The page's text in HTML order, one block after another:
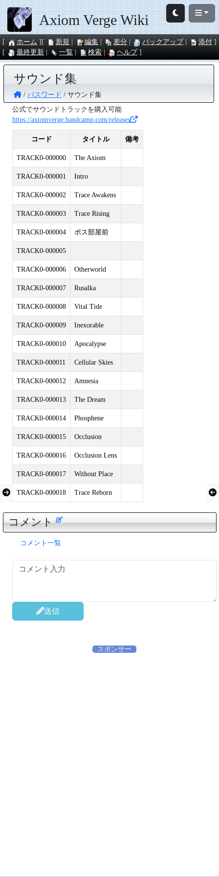
Axiom Verge Wiki
ホーム 新規 編集 差分 バックアップ
添付
最終更新
一覧 検索 ヘルプ
サウンド集
パスワード
サウンド集
公式でサウンドトラックを購入可能
https://axiomverge.bandcamp.com/releases
コード タイトル 備考
TRACK0-000000 The Axiom
TRACK0-000001 Intro
TRACK0-000002 Trace Awakens
TRACK0-000003 Trace Rising
TRACK0-000004 ボス部屋前
TRACK0-000005
TRACK0-000006 Otherworld
TRACK0-000007 Rusalka
TRACK0-000008 Vital Tide
TRACK0-000009 Inexorable
TRACK0-000010 Apocalypse
TRACK0-000011 Cellular Skies
TRACK0-000012 Amnesia
TRACK0-000013 The Dream
TRACK0-000014 Phosphene
TRACK0-000015 Occlusion
TRACK0-000016 Occlusion Lens
TRACK0-000017 Without Place
TRACK0-000018 Trace Reborn
コメント
コメント一覧
送信
スポンサー